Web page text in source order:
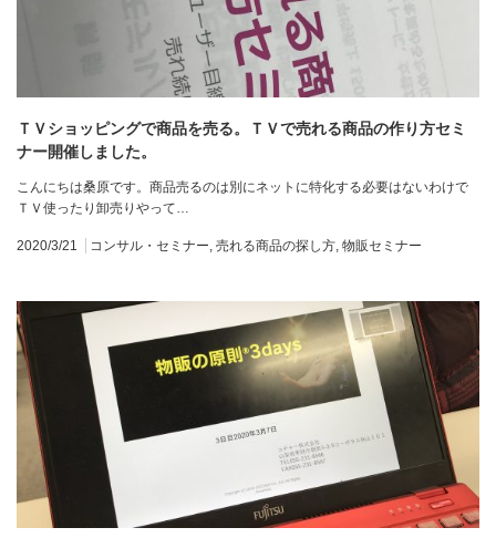
ＴＶショッピングで商品を売る。ＴＶで売れる商品の作り方セミ
ナー開催しました。
こんにちは桑原です。商品売るのは別にネットに特化する必要はないわけで
ＴＶ使ったり卸売りやって…
2020/3/21 コンサル・セミナー 売れる商品の探し方 物販セミナー